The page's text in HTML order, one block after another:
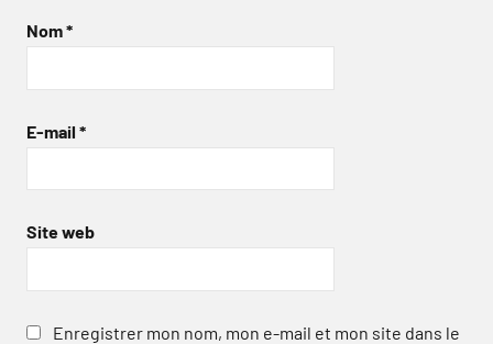
Nom*
E-mail *
Site web
Enregistrer mon nom, mon e-mail et mon site dans le